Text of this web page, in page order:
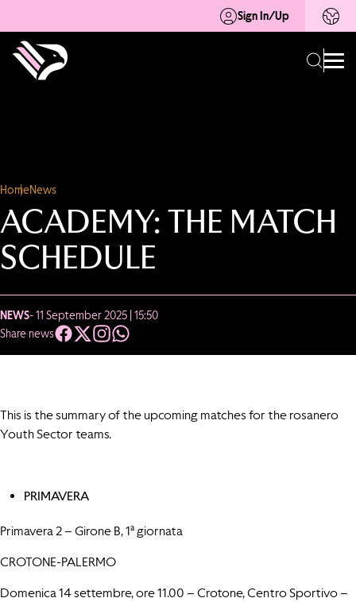
Sign In/Up
HomeNews
ACADEMY: THE MATCH
SCHEDULE
NEWS- 11 September 2025 | 15:50
Share news
This is the summary of the upcoming matches for the rosanero
Youth Sector teams.
PRIMAVERA
Primavera 2 – Girone B, 1ª giornata
CROTONE-PALERMO
Domenica 14 settembre, ore 11.00 – Crotone, Centro Sportivo –